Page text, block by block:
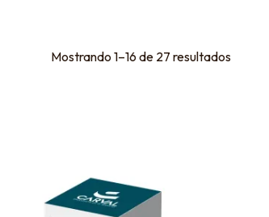
Mostrando 1–16 de 27 resultados